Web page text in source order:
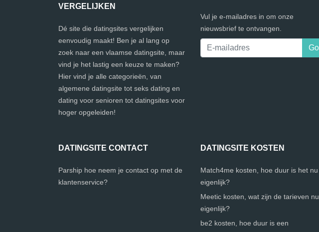
VERGELIJKEN
Dé site die datingsites vergelijken
eenvoudig maakt! Ben je al lang op
zoek naar een vlaamse datingsite, maar
vind je het lastig een keuze te maken?
Hier vind je alle categorieën, van
algemene datingsite tot seks dating en
dating voor senioren tot datingsites voor
hoger opgeleiden!
Vul je e-mailadres in om onze
nieuwsbrief te ontvangen.
DATINGSITE CONTACT
Parship hoe neem je contact op met de
klantenservice?
DATINGSITE KOSTEN
Match4me kosten, hoe duur is het nu
eigenlijk?
Meetic kosten, wat zijn de tarieven nu
eigenlijk?
be2 kosten, hoe duur is een